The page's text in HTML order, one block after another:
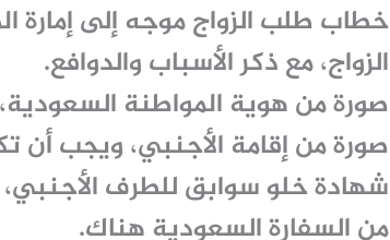
خطاب طلب الزواجموجه إلى إمارة
الزواج، مع ذكر الأسباب والدوافع.
صورة من هوية المواطنة السعودية
صورة من إقامة الأجنبي، ويجب أن
شهادة خلو سوابق للطرف
من السفارة السعودية هناك.